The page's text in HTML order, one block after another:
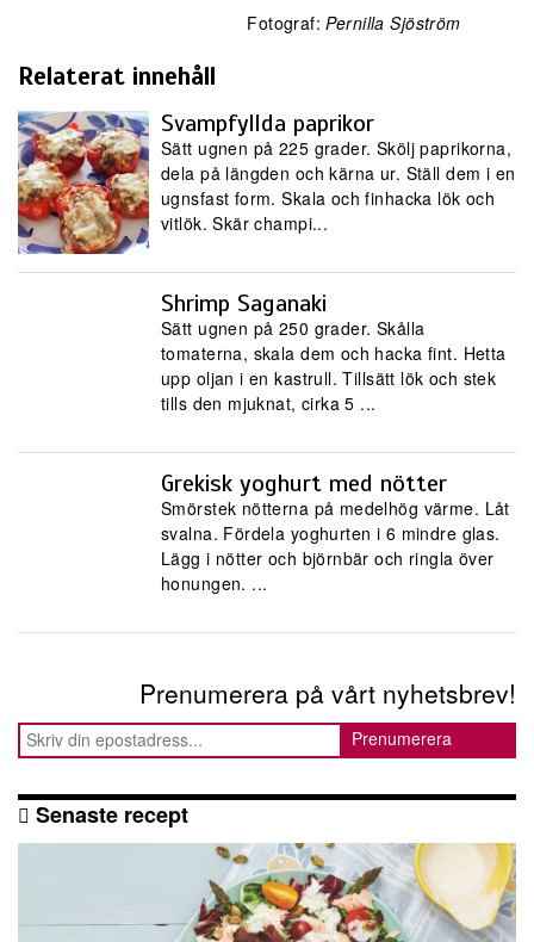
Fotograf:Pernilla Sjöström
Relaterat innehåll
Svampfyllda paprikor
Sätt ugnen på 225 grader. Skölj paprikorna,
dela på längden och kärna ur. Ställ dem i en
ugnsfast form. Skala och finhacka lök och
vitlök. Skär champi...
Shrimp Saganaki
Sätt ugnen på 250 grader. Skålla
tomaterna, skala dem och hacka fint. Hetta
upp oljan i en kastrull. Tillsätt lök och stek
tills den mjuknat, cirka 5 ...
Grekisk yoghurt med nötter
Smörstek nötterna på medelhög värme. Låt
svalna. Fördela yoghurten i 6 mindre glas.
Lägg i nötter och björnbär och ringla över
honungen. ...
Prenumerera på vårt nyhetsbrev!
Senaste recept